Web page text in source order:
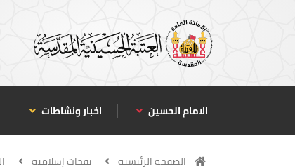
الامام الحسين اخبار ونشاطات
الصفحة الرئيسية نفحات إسلامية